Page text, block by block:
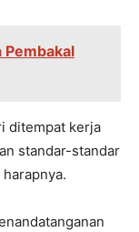
Pembakal
ditempat kerja
standar-standar